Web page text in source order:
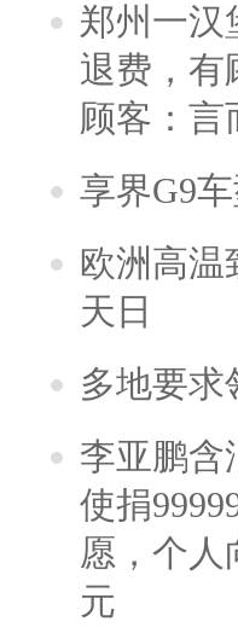
郑州一汉
退费，有
顾客：言
享界G9
欧洲高温
天日
多地要求
李亚鹏含
使捐
愿，个人
元